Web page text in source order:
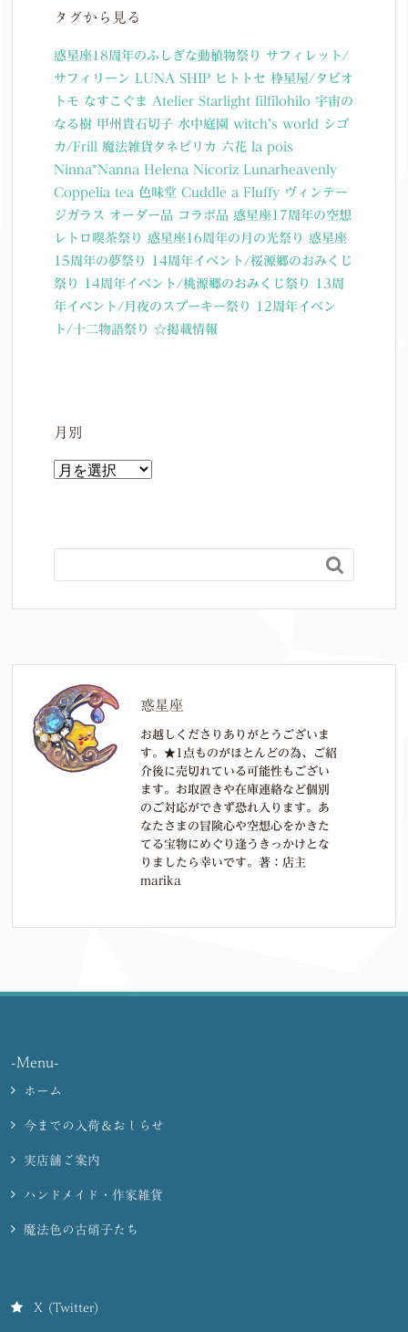
タグから見る
惑星座18周年のふしぎな動植物祭り
サフィレット/
サフィリーン LUNA SHIP ヒトトセ 枠星屋/タビオ
トモ なすこぐま Atelier Starlight filfilohilo 宇宙の
なる樹 甲州貴石切子 水中庭園 witch’s world
シゴ
カ/Frill 魔法雑貨タネピリカ 六花 la pois
Ninna*Nanna Helena Nicoriz Lunarheavenly
Coppelia tea 色味堂 Cuddle a Fluffy ヴィンテー
ジガラス オーダー品 コラボ品 惑星座17周年の空想
レトロ喫茶祭り
惑星座16周年の月の光祭り
惑星座
15周年の夢祭り
14周年イベント/桜源郷のおみくじ
祭り
14周年イベント/桃源郷のおみくじ祭り
13周
年イベント/月夜のスプーキー祭り
12周年イベン
ト/十二物語祭り
☆掲載情報
月別
月

惑星座
お越しくださりありがとうございま
す。★1点ものがほとんどの為、ご紹
介後に売切れている可能性もござい
ます。お取置きや在庫連絡など個別
のご対応ができず恐れ入ります。あ
なたさまの冒険心や空想心をかきた
てる宝物にめぐり逢うきっかけとな
りましたら幸いです。著：店主
marika
-Menu-
ホーム
今までの入荷＆おしらせ
実店舗ご案内
ハンドメイド・作家雑貨
魔法色の古硝子たち
X (Twitter)